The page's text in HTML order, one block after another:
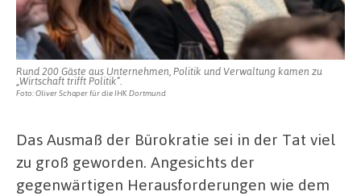
Rund 200 Gäste aus Unternehmen, Politik und Verwaltung kamen zu
„Wirtschaft trifft Politik“.
Foto: Oliver Schaper für die IHK Dortmund
Das Ausmaß der Bürokratie sei in der Tat viel
zu groß geworden. Angesichts der
gegenwärtigen Herausforderungen wie dem